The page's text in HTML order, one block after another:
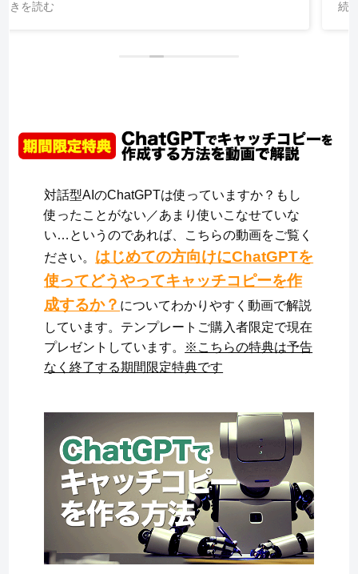
続きを読む
対話型AIのChatGPTは使っていますか？もし
使ったことがない／あまり使いこなせていな
い…というのであれば、こちらの動画をご覧く
ださい。 はじめての方向けにChatGPTを
使ってどうやってキャッチコピーを作
成するか？ についてわかりやすく動画で解説
しています。テンプレートご購入者限定で現在
プレゼントしています。
※こちらの特典は予告
なく終了する期間限定特典です